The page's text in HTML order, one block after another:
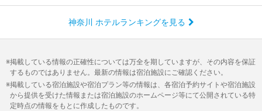
神奈川 ホテルランキングを見る
掲載している情報の正確性については万全を期していますが、その内容を保証
するものではありません。最新の情報は宿泊施設にご確認ください。
掲載している宿泊施設や宿泊プラン等の情報は、各宿泊予約サイトや宿泊施設
から提供を受けた情報または宿泊施設のホームページ等にて公開されている特
定時点の情報をもとに作成したものです。